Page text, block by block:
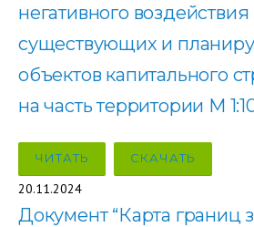
негативного воздействия
существующих и
объектов капитального
на часть территории М
ЧИТАТЬ СКАЧАТЬ
20.11.2024
Документ “Карта границ